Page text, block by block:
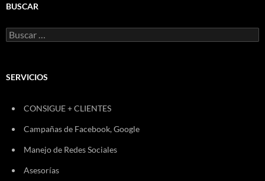
BUSCAR
Buscar:
SERVICIOS
CONSIGUE + CLIENTES
Campañas de Facebook, Google
Manejo de Redes Sociales
Asesorías